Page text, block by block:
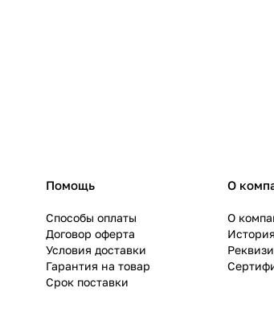
Помощь
Способы оплаты
Договор оферта
Условия доставки
Гарантия на товар
Срок поставки
О
О
История